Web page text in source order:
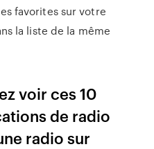
favorites sur votre
la liste de la même
voir ces 10
de radio
radio sur